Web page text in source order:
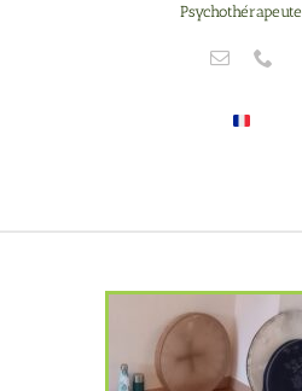
Psychothérapeute